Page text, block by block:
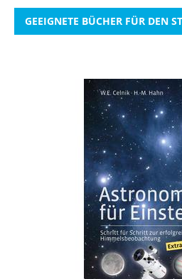
GEEIGNETE BÜCHER FÜR DEN